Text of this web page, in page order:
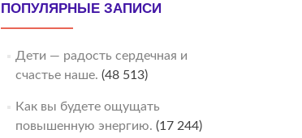
ПОПУЛЯРНЫЕ ЗАПИСИ
Дети — радость сердечная и
счастье наше. (48 513)
Как вы будете ощущать
повышенную энергию. (17 244)